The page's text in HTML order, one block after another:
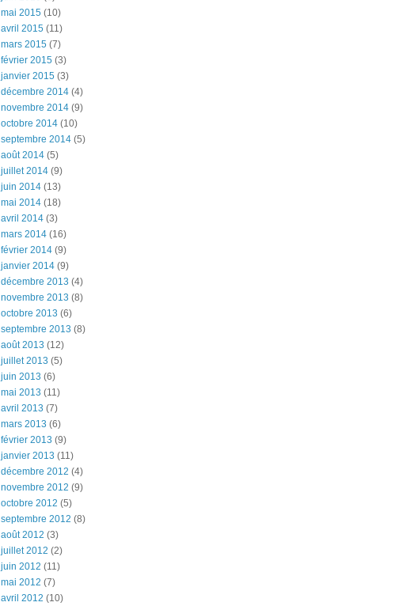
mai 2015 (10)
avril 2015 (11)
mars 2015 (7)
février 2015 (3)
janvier 2015 (3)
décembre 2014 (4)
novembre 2014 (9)
octobre 2014 (10)
septembre 2014 (5)
août 2014 (5)
juillet 2014 (9)
juin 2014 (13)
mai 2014 (18)
avril 2014 (3)
mars 2014 (16)
février 2014 (9)
janvier 2014 (9)
décembre 2013 (4)
novembre 2013 (8)
octobre 2013 (6)
septembre 2013 (8)
août 2013 (12)
juillet 2013 (5)
juin 2013 (6)
mai 2013 (11)
avril 2013 (7)
mars 2013 (6)
février 2013 (9)
janvier 2013 (11)
décembre 2012 (4)
novembre 2012 (9)
octobre 2012 (5)
septembre 2012 (8)
août 2012 (3)
juillet 2012 (2)
juin 2012 (11)
mai 2012 (7)
avril 2012 (10)